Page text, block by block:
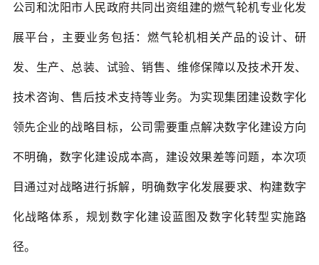
公司和沈阳市人民政府共同出资组建的燃气轮机专业化发
展平台，主要业务包括：燃气轮机相关产品的设计、研
发、生产、总装、试验、销售、维修保障以及技术开发、
技术咨询、售后技术支持等业务。为实现集团建设数字化
领先企业的战略目标，公司需要重点解决数字化建设方向
不明确，数字化建设成本高，建设效果差等问题，本次项
目通过对战略进行拆解，明确数字化发展要求、构建数字
化战略体系，规划数字化建设蓝图及数字化转型实施路
径。